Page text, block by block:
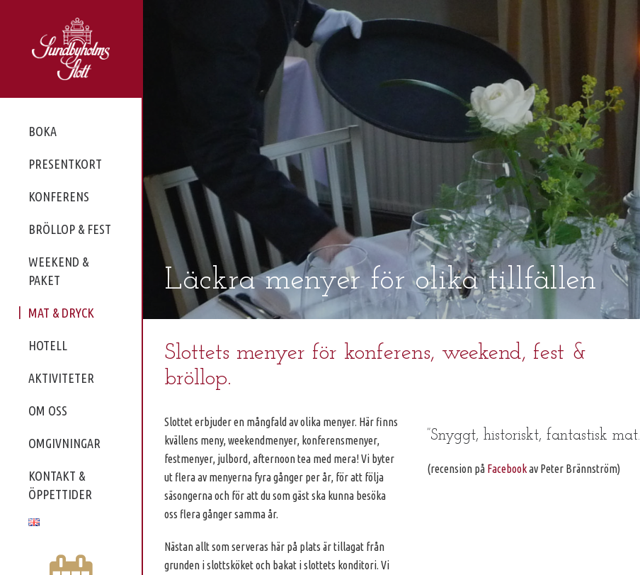
BOKA
PRESENTKORT
KONFERENS
BRÖLLOP & FEST
WEEKEND &
PAKET
MAT & DRYCK
HOTELL
AKTIVITETER
OM OSS
OMGIVNINGAR
KONTAKT &
ÖPPETTIDER
Läckra menyer för olika tillfällen
Slottets menyer för konferens, weekend, fest &
bröllop.
Slottet erbjuder en mångfald av olika menyer. Här finns
kvällens meny, weekendmenyer, konferensmenyer,
festmenyer, julbord, afternoon tea med mera! Vi byter
ut flera av menyerna fyra gånger per år, för att följa
säsongerna och för att du som gäst ska kunna besöka
oss flera gånger samma år.
Nästan allt som serveras här på plats är tillagat från
grunden i slottsköket och bakat i slottets konditori. Vi
”Snyggt, historiskt, fantastisk mat.
(recension på Facebookav Peter Brännström)